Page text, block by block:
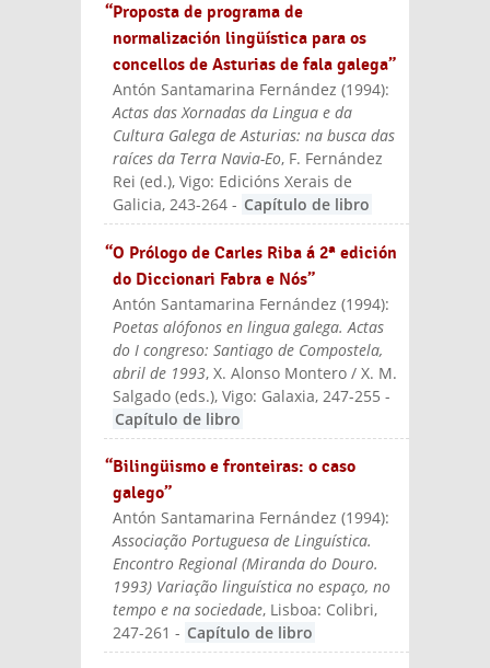
“Proposta de programa de
normalización lingüística para os
concellos de Asturias de fala galega”
Antón Santamarina Fernández (1994):
Actas das Xornadas da Lingua e da
Cultura Galega de Asturias: na busca das
raíces da Terra Navia-Eo, F. Fernández
Rei (ed.), Vigo: Edicións Xerais de
Galicia, 243-264 - Capítulo de libro
“O Prólogo de Carles Riba á 2ª edición
do Diccionari Fabra e Nós”
Antón Santamarina Fernández (1994):
Poetas alófonos en lingua galega. Actas
do I congreso: Santiago de Compostela,
abril de 1993, X. Alonso Montero / X. M.
Salgado (eds.), Vigo: Galaxia, 247-255 -
Capítulo de libro
“Bilingüismo e fronteiras: o caso
galego”
Antón Santamarina Fernández (1994):
Associação Portuguesa de Linguística.
Encontro Regional (Miranda do Douro.
1993) Variação linguística no espaço, no
tempo e na sociedade, Lisboa: Colibri,
247-261 - Capítulo de libro